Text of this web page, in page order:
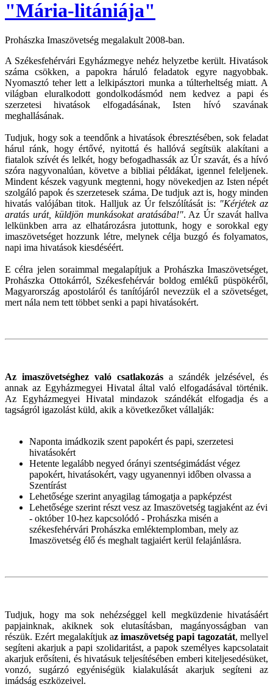
"Mária-litániája"
Prohászka Imaszövetség megalakult 2008-ban.
A Székesfehérvári Egyházmegye nehéz helyzetbe került. Hivatások
száma csökken, a papokra háruló feladatok egyre nagyobbak.
Nyomasztó teher lett a lelkipásztori munka a túlterheltség miatt. A
világban eluralkodott gondolkodásmód nem kedvez a papi és
szerzetesi hivatások elfogadásának, Isten hívó szavának
meghallásának.
Tudjuk, hogy sok a teendőnk a hivatások ébresztésében, sok feladat
hárul ránk, hogy értővé, nyitottá és hallóvá segítsük alakítani a
fiatalok szívét és lelkét, hogy befogadhassák az Úr szavát, és a hívó
szóra nagyvonalúan, követve a bibliai példákat, igennel feleljenek.
Mindent készek vagyunk megtenni, hogy növekedjen az Isten népét
szolgáló papok és szerzetesek száma. De tudjuk azt is, hogy minden
hivatás valójában titok. Halljuk az Úr felszólítását is: "Kérjétek az
aratás urát, küldjön munkásokat aratásába!". Az Úr szavát hallva
lelkünkben arra az elhatározásra jutottunk, hogy e sorokkal egy
imaszövetséget hozzunk létre, melynek célja buzgó és folyamatos,
napi ima hivatások kiesdéséért.
E célra jelen soraimmal megalapítjuk a Prohászka Imaszövetséget,
Prohászka Ottokárról, Székesfehérvár boldog emlékű püspökéről,
Magyarország apostoláról és tanítójáról nevezzük el a szövetséget,
mert nála nem tett többet senki a papi hivatásokért.
Az imaszövetséghez való csatlakozás a szándék jelzésével, és
annak az Egyházmegyei Hivatal által való elfogadásával történik.
Az Egyházmegyei Hivatal mindazok szándékát elfogadja és a
tagságról igazolást küld, akik a következőket vállalják:
Naponta imádkozik szent papokért és papi, szerzetesi
hivatásokért
Hetente legalább negyed órányi szentségimádást végez
papokért, hivatásokért, vagy ugyanennyi időben olvassa a
Szentírást
Lehetősége szerint anyagilag támogatja a papképzést
Lehetősége szerint részt vesz az Imaszövetség tagjaként az évi
- október 10-hez kapcsolódó - Prohászka misén a
székesfehérvári Prohászka emléktemplomban, mely az
Imaszövetség élő és meghalt tagjaiért kerül felajánlásra.
Tudjuk, hogy ma sok nehézséggel kell megküzdenie hivatásáért
papjainknak, akiknek sok elutasításban, magányosságban van
részük. Ezért megalakítjuk az imaszövetség papi tagozatát, mellyel
segíteni akarjuk a papi szolidaritást, a papok személyes kapcsolatait
akarjuk erősíteni, és hivatásuk teljesítésében emberi kiteljesedésüket,
vonzó, sugárzó egyéniségük kialakulását akarjuk segíteni az
imádság eszközeivel.